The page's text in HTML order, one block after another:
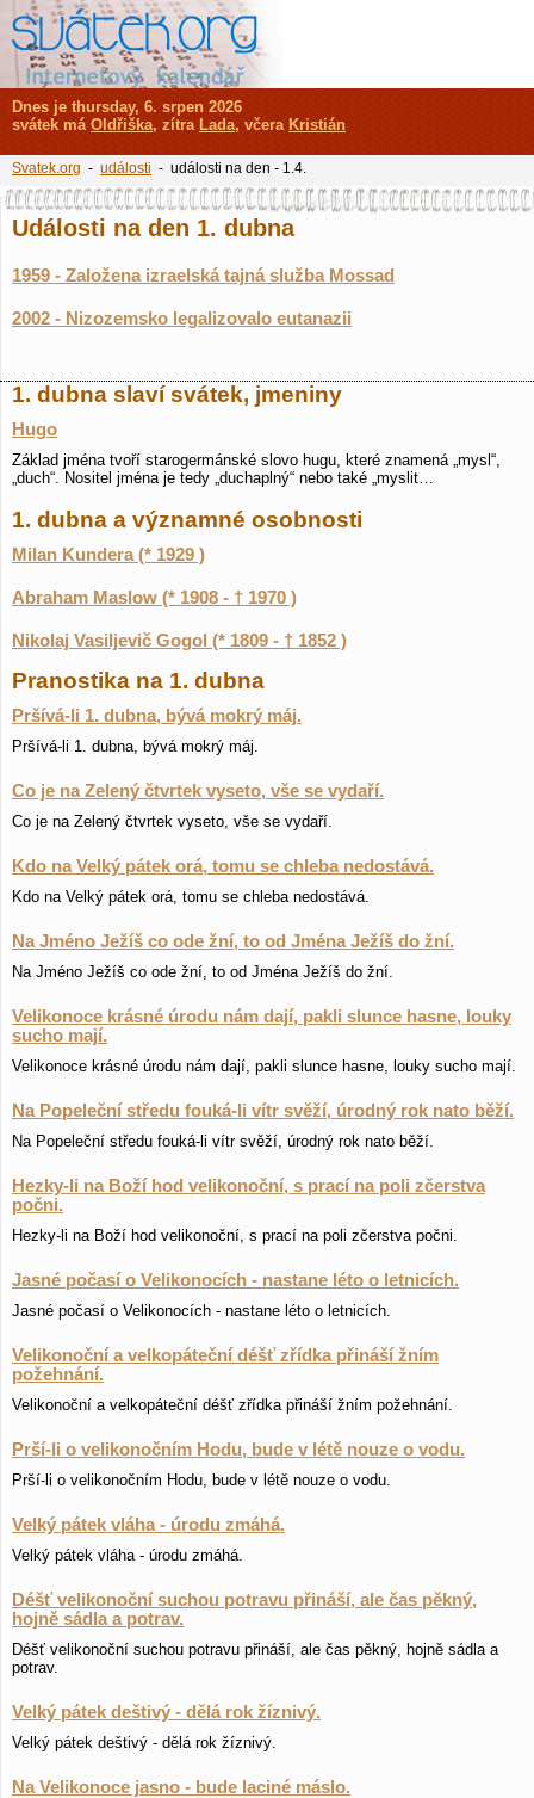
Události na den 1. dubna
1959 - Založena izraelská tajná služba Mossad
2002 - Nizozemsko legalizovalo eutanazii
1. dubna slaví svátek, jmeniny
Hugo
Základ jména tvoří starogermánské slovo hugu, které znamená „mysl“,
„duch“. Nositel jména je tedy „duchaplný“ nebo také „myslit…
1. dubna a významné osobnosti
Milan Kundera (* 1929 )
Abraham Maslow (* 1908 - † 1970 )
Nikolaj Vasiljevič Gogol (* 1809 - † 1852 )
Pranostika na 1. dubna
Pršívá-li 1. dubna, bývá mokrý máj.
Pršívá-li 1. dubna, bývá mokrý máj.
Co je na Zelený čtvrtek vyseto, vše se vydaří.
Co je na Zelený čtvrtek vyseto, vše se vydaří.
Kdo na Velký pátek orá, tomu se chleba nedostává.
Kdo na Velký pátek orá, tomu se chleba nedostává.
Na Jméno Ježíš co ode žní, to od Jména Ježíš do žní.
Na Jméno Ježíš co ode žní, to od Jména Ježíš do žní.
Velikonoce krásné úrodu nám dají, pakli slunce hasne, louky
sucho mají.
Velikonoce krásné úrodu nám dají, pakli slunce hasne, louky sucho mají.
Na Popeleční středu fouká-li vítr svěží, úrodný rok nato běží.
Na Popeleční středu fouká-li vítr svěží, úrodný rok nato běží.
Hezky-li na Boží hod velikonoční, s prací na poli zčerstva
počni.
Hezky-li na Boží hod velikonoční, s prací na poli zčerstva počni.
Jasné počasí o Velikonocích - nastane léto o letnicích.
Jasné počasí o Velikonocích - nastane léto o letnicích.
Velikonoční a velkopáteční déšť zřídka přináší žním
požehnání.
Velikonoční a velkopáteční déšť zřídka přináší žním požehnání.
Prší-li o velikonočním Hodu, bude v létě nouze o vodu.
Prší-li o velikonočním Hodu, bude v létě nouze o vodu.
Velký pátek vláha - úrodu zmáhá.
Velký pátek vláha - úrodu zmáhá.
Déšť velikonoční suchou potravu přináší, ale čas pěkný,
hojně sádla a potrav.
Déšť velikonoční suchou potravu přináší, ale čas pěkný, hojně sádla a
potrav.
Velký pátek deštivý - dělá rok žíznivý.
Velký pátek deštivý - dělá rok žíznivý.
Na Velikonoce jasno - bude laciné máslo.
Dnes je thursday, 6. srpen 2026
svátek má Oldřiška, zítra Lada, včera Kristián
Svatek.org - události - události na den - 1.4.